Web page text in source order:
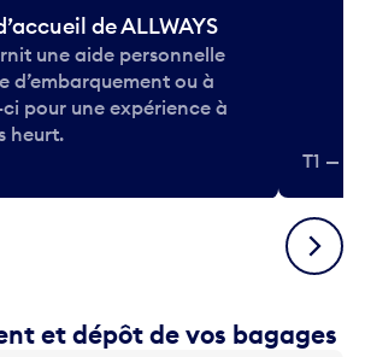
de ALLWAYS
une aide personnelle
d’embarquement ou à
pour une expérience à
heurt.
T1 —
Suivant
et dépôt de vos bagages